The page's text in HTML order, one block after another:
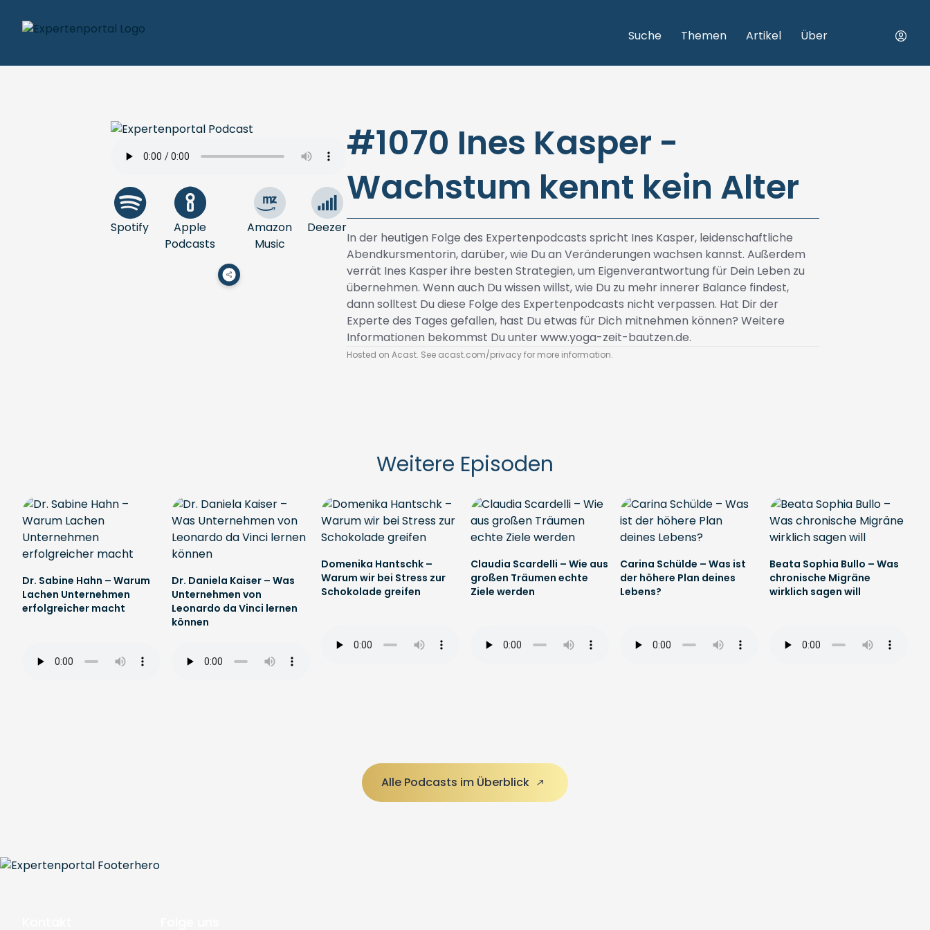
Suche Themen Artikel Über
Spotify
Apple
Podcasts
Amazon
Music
Deezer
#1070 Ines Kasper -
Wachstum kennt kein Alter
In der heutigen Folge des Expertenpodcasts spricht Ines Kasper, leidenschaftliche
Abendkursmentorin, darüber, wie Du an Veränderungen wachsen kannst. Außerdem
verrät Ines Kasper ihre besten Strategien, um Eigenverantwortung für Dein Leben zu
übernehmen. Wenn auch Du wissen willst, wie Du zu mehr innerer Balance findest,
dann solltest Du diese Folge des Expertenpodcasts nicht verpassen. Hat Dir der
Experte des Tages gefallen, hast Du etwas für Dich mitnehmen können? Weitere
Informationen bekommst Du unterwww.yoga-zeit-bautzen.de.
Hosted on Acast. See acast.com/privacyfor more information.
Weitere Episoden
Dr. Sabine Hahn – Warum
Lachen Unternehmen
erfolgreicher macht
Dr. Daniela Kaiser – Was
Unternehmen von
Leonardo da Vinci lernen
können
Domenika Hantschk –
Warum wir bei Stress zur
Schokolade greifen
Claudia Scardelli – Wie aus
großen Träumen echte
Ziele werden
Carina Schülde – Was ist
der höhere Plan deines
Lebens?
Beata Sophia Bullo – Was
chronische Migräne
wirklich sagen will
Alle Podcasts im Überblick